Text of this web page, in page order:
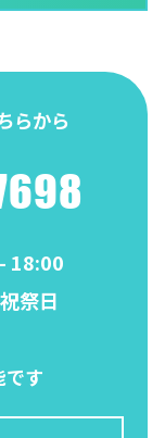
らから
18:00
祭日
す